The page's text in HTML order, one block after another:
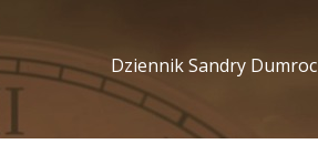
Dziennik Sandry Dumroc